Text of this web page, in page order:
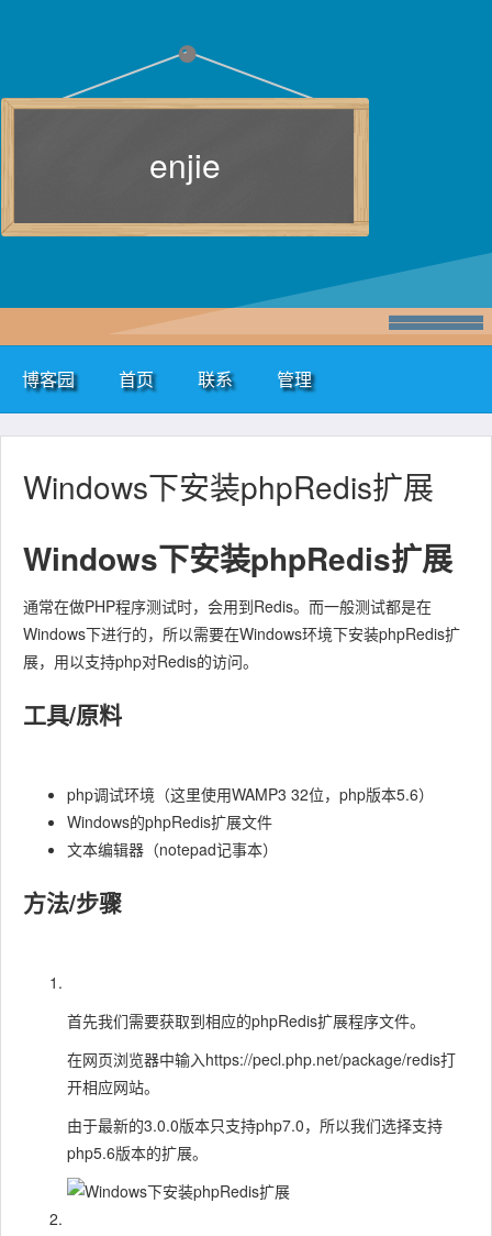
enjie
博客园 首页 联系 管理
Windows下安装phpRedis扩展
Windows下安装phpRedis扩展
通常在做PHP程序测试时，会用到Redis。而一般测试都是在
Windows下进行的，所以需要在Windows环境下安装phpRedis扩
展，用以支持php对Redis的访问。
工具/原料
php调试环境（这里使用WAMP3 32位，php版本5.6）
Windows的phpRedis扩展文件
文本编辑器（notepad记事本）
方法/步骤
首先我们需要获取到相应的phpRedis扩展程序文件。
在网页浏览器中输入https://pecl.php.net/package/redis打
开相应网站。
由于最新的3.0.0版本只支持php7.0，所以我们选择支持
php5.6版本的扩展。